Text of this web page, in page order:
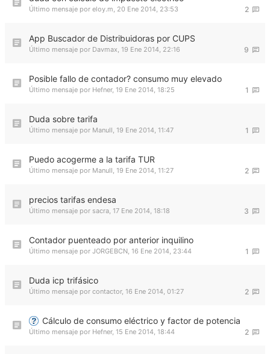
2
Último mensaje por eloy.m, 20 Ene 2014, 23:53
App Buscador de Distribuidoras por CUPS
9
Último mensaje por Davmax, 19 Ene 2014, 22:16
Posible fallo de contador? consumo muy elevado
1
Último mensaje por Hefner, 19 Ene 2014, 18:25
Duda sobre tarifa
1
Último mensaje por ManuII, 19 Ene 2014, 11:47
Puedo acogerme a la tarifa TUR
2
Último mensaje por ManuII, 19 Ene 2014, 11:27
precios tarifas endesa
3
Último mensaje por sacra, 17 Ene 2014, 18:18
Contador puenteado por anterior inquilino
1
Último mensaje por JORGEBCN, 16 Ene 2014, 23:44
Duda icp trifásico
2
Último mensaje por contactor, 16 Ene 2014, 01:27
Cálculo de consumo eléctrico y factor de potencia
2
Último mensaje por Hefner, 15 Ene 2014, 18:44